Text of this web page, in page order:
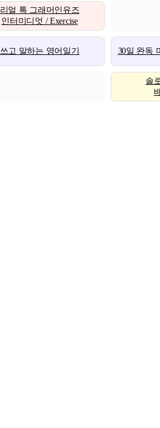
리얼 톡 그래머인유즈
인터미디엇 / Exercise
쓰고 말하는 영어일기 30일 완독
솔